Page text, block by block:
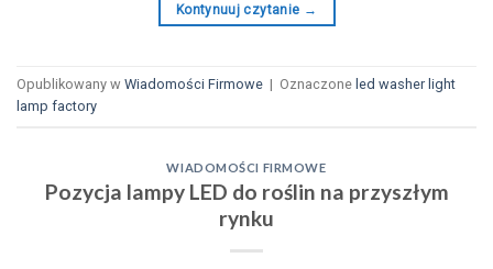
Kontynuuj czytanie →
Opublikowany w Wiadomości Firmowe | Oznaczone led washer light
lamp factory
WIADOMOŚCI FIRMOWE
Pozycja lampy LED do roślin na przyszłym
rynku